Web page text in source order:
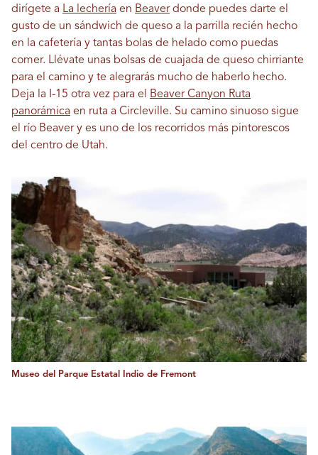
dirígete a La lechería en Beaverdonde puedes darte el
gusto de un sándwich de queso a la parrilla recién hecho
en la cafetería y tantas bolas de helado como puedas
comer. Llévate unas bolsas de cuajada de queso chirriante
para el camino y te alegrarás mucho de haberlo hecho.
Deja la I-15 otra vez para el Beaver Canyon Ruta
panorámica en ruta a Circleville. Su camino sinuoso sigue
el río Beaver y es uno de los recorridos más pintorescos
del centro de Utah.
Museo del Parque Estatal Indio de Fremont